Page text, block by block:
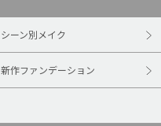
シーン別メイク
新作ファンデーション